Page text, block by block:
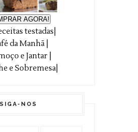
AGORA!
testadas|
da Manhã |
e Jantar |
e Sobremesa|
SIGA-NOS